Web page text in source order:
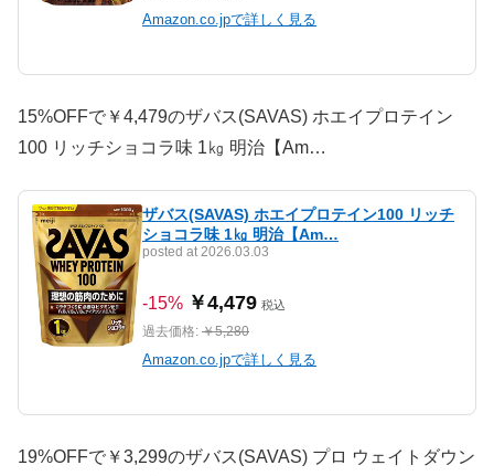
Amazon.co.jpで詳しく見る
15%OFFで￥4,479のザバス(SAVAS) ホエイプロテイン
100 リッチショコラ味 1㎏ 明治【Am…
ザバス(SAVAS) ホエイプロテイン100 リッチ
ショコラ味 1㎏ 明治【Am…
posted at 2026.03.03
-15% ￥4,479 税込
過去価格: ￥5,280
Amazon.co.jpで詳しく見る
19%OFFで￥3,299のザバス(SAVAS) プロ ウェイトダウン